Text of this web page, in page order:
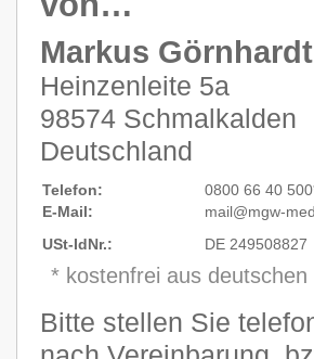
Markus Görnhardt
Heinzenleite 5a
98574 Schmalkalden
Deutschland
Telefon:
0800 66 40
E-Mail:
mail@mgw-
USt-IdNr.:
DE 249508827
* kostenfrei aus
Bitte stellen Sie